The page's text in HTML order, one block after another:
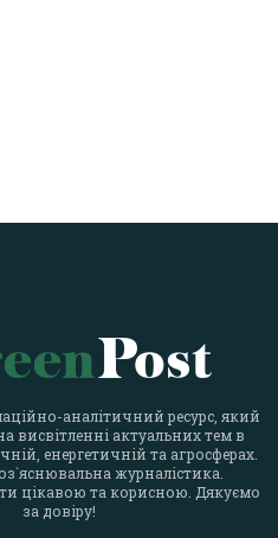
аналітичний ресурс, який
висвітленні актуальних тем в
енергетичній та агросферах.
журналістика.
цікавою та корисною. Дякуємо
за довіру!